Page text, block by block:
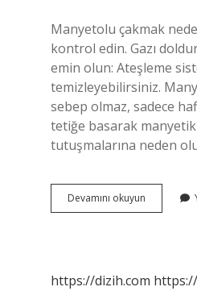
Manyetolu çakmak
kontrol edin. Gazı
emin olun: Ateşleme
temizleyebilirsiniz.
sebep olmaz, sadece
tetiğe basarak
tutuşmalarına neden
Devamını okuyun Manyetolu
Çakmak
https://dizih.com